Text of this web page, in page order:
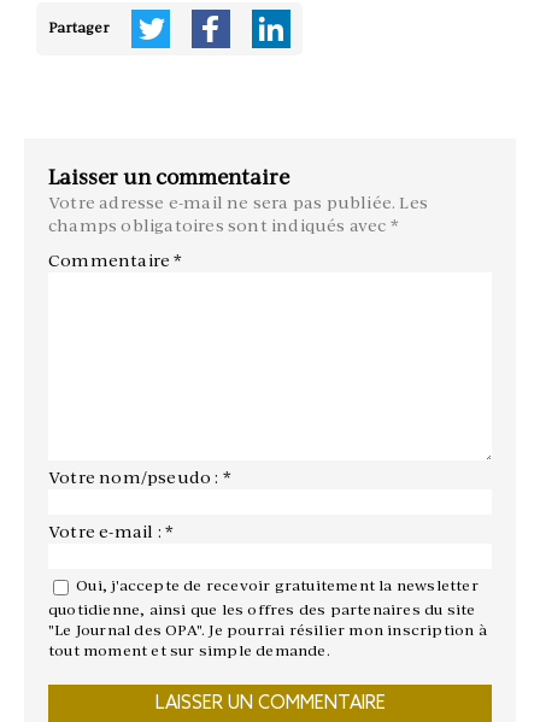
Partager
Laisser un commentaire
Votre adresse e-mail ne sera pas publiée. Les
champs obligatoires sont indiqués avec *
Commentaire*
Votre nom/pseudo : *
Votre e-mail : *
Oui, j'accepte de recevoir gratuitement la newsletter
quotidienne, ainsi que les offres des partenaires du site
"Le Journal des OPA". Je pourrai résilier mon inscription à
tout moment et sur simple demande.